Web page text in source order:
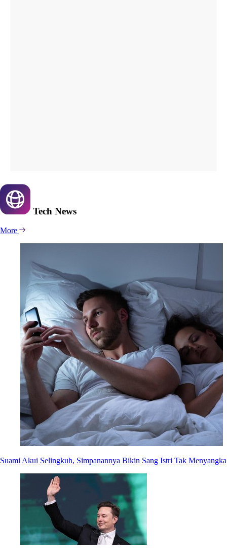
Tech News
More
Suami Akui Selingkuh, Simpanannya Bikin Sang Istri Tak Menyangka